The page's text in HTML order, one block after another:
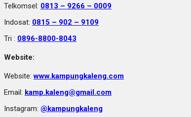
Telkomsel: 0813 – 9266 – 0009
Indosat: 0815 – 902 – 9109
Tri : 0896-8800-8043
Website:
Website:www.kampungkaleng.com
Email: kamp.kaleng@gmail.com
Instagram: @kampungkaleng